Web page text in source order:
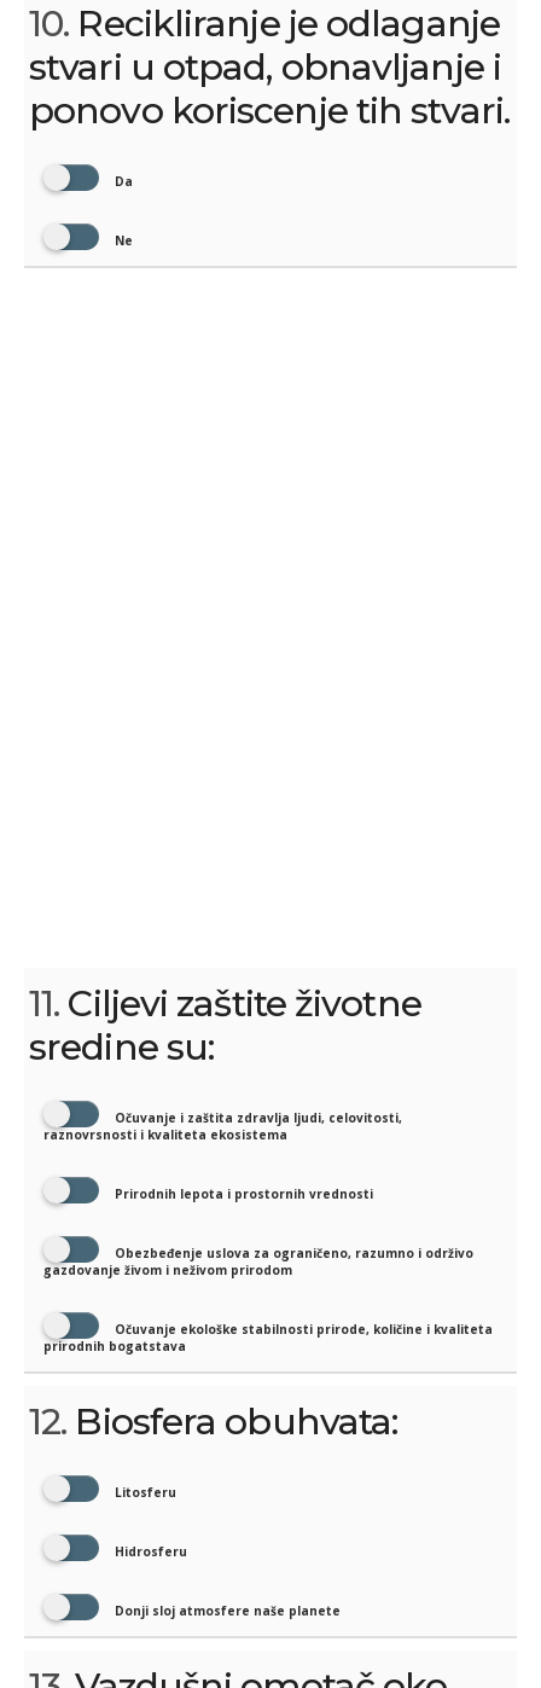
10. Recikliranje je odlaganje
stvari u otpad, obnavljanje i
ponovo koriscenje tih stvari.
Da
Ne
11. Ciljevi zaštite životne
sredine su:
Očuvanje i zaštita zdravlja ljudi, celovitosti,
raznovrsnosti i kvaliteta ekosistema
Prirodnih lepota i prostornih vrednosti
Obezbeđenje uslova za ograničeno, razumno i održivo
gazdovanje živom i neživom prirodom
Očuvanje ekološke stabilnosti prirode, količine i kvaliteta
prirodnih bogatstava
12. Biosfera obuhvata:
Litosferu
Hidrosferu
Donji sloj atmosfere naše planete